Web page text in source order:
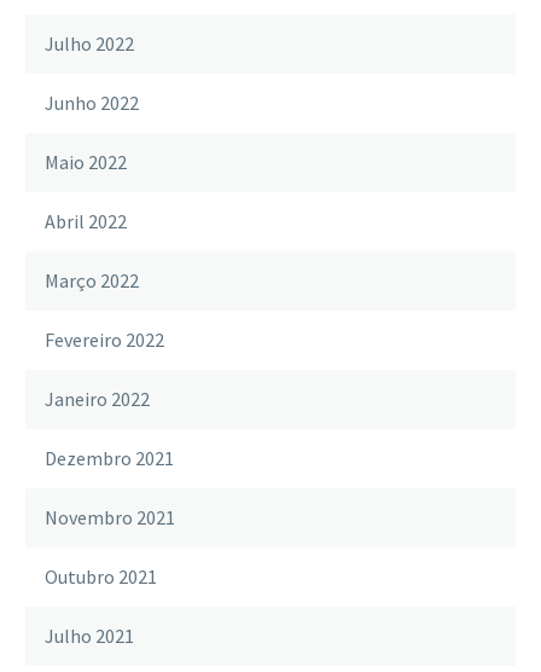
Julho 2022
Junho 2022
Maio 2022
Abril 2022
Março 2022
Fevereiro 2022
Janeiro 2022
Dezembro 2021
Novembro 2021
Outubro 2021
Julho 2021